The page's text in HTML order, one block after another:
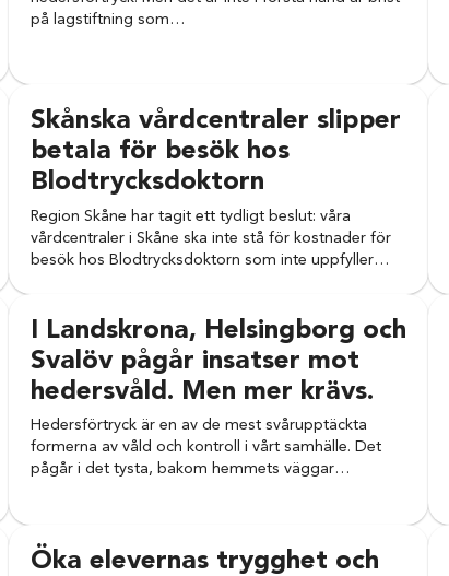
på lagstiftning som…
Skånska vårdcentraler slipper
betala för besök hos
Blodtrycksdoktorn
Region Skåne har tagit ett tydligt beslut: våra
vårdcentraler i Skåne ska inte stå för kostnader för
besök hos Blodtrycksdoktorn som inte uppfyller…
I Landskrona, Helsingborg och
Svalöv pågår insatser mot
hedersvåld. Men mer krävs.
Hedersförtryck är en av de mest svårupptäckta
formerna av våld och kontroll i vårt samhälle. Det
pågår i det tysta, bakom hemmets väggar…
Öka elevernas trygghet och